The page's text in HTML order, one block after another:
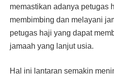
memastikan adanya petugas
membimbing dan melayani
petugas haji yang dapat
jamaah yang lanjut usia.
Hal ini lantaran semakin